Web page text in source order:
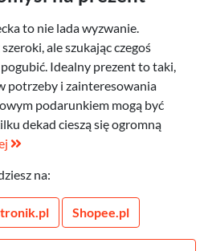
to nie lada wyzwanie.
ale szukając czegoś
Idealny prezent to taki,
potrzeby i zainteresowania
podarunkiem mogą być
dekad cieszą się ogromną
na:
Shopee.pl